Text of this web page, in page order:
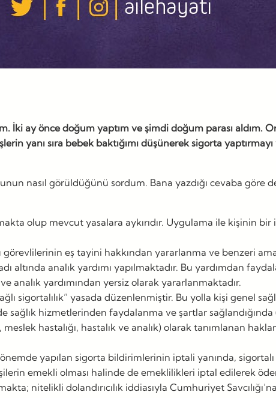
ay önce doğum yaptım ve şimdi doğum parası aldım.
yanı sıra bebek baktığımı düşünerek sigorta
nasıl görüldüğünü sordum. Bana yazdığı cevaba göre
olup mevcut yasalara aykırıdır. Uygulama ile kişinin
eş tayini hakkından yararlanma ve benzeri
altında analık yardımı yapılmaktadır. Bu yardımdan
analık yardımından yersiz olarak yararlanmaktadır.
sigortalılık” yasada düzenlenmiştir. Bu yolla kişi genel
sağlık hizmetlerinden faydalanma ve şartlar
hastalığı, hastalık ve analık) olarak tanımlanan
yapılan sigorta bildirimlerinin iptali yanında,
emekli olması halinde de emeklilikleri iptal edilerek
nitelikli dolandırıcılık iddiasıyla Cumhuriyet